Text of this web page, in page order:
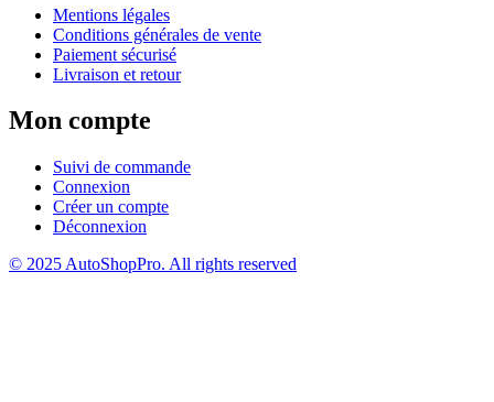
Mentions légales
Conditions générales de vente
Paiement sécurisé
Livraison et retour
Mon compte
Suivi de commande
Connexion
Créer un compte
Déconnexion
© 2025 AutoShopPro. All rights reserved